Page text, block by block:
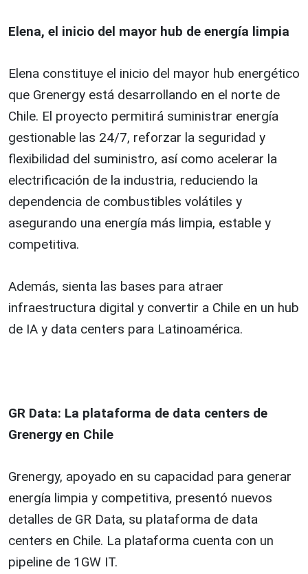
Elena, el inicio del mayor hub de energía limpia
Elena constituye el inicio del mayor hub energético
que Grenergy está desarrollando en el norte de
Chile. El proyecto permitirá suministrar energía
gestionable las 24/7, reforzar la seguridad y
flexibilidad del suministro, así como acelerar la
electrificación de la industria, reduciendo la
dependencia de combustibles volátiles y
asegurando una energía más limpia, estable y
competitiva.
Además, sienta las bases para atraer
infraestructura digital y convertir a Chile en un hub
de IA y data centers para Latinoamérica.
GR Data: La plataforma de data centers de
Grenergy en Chile
Grenergy, apoyado en su capacidad para generar
energía limpia y competitiva, presentó nuevos
detalles de GR Data, su plataforma de data
centers en Chile. La plataforma cuenta con un
pipeline de 1GW IT.